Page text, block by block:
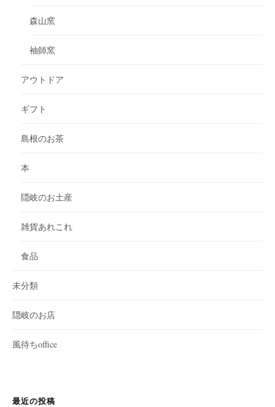
森山窯
袖師窯
アウトドア
ギフト
島根のお茶
本
隠岐のお土産
雑貨あれこれ
食品
未分類
隠岐のお店
風待ちoffice
最近の投稿